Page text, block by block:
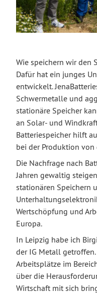
Wie speichern wir den
Dafür hat ein junges
entwickelt.
Schwermetalle und
stationäre Speicher
an Solar- und
Batteriespeicher hilft
bei der Produktion von
Die Nachfrage nach
Jahren gewaltig
stationären Speichern
Wertschöpfung und
Europa.
In Leipzig habe ich
der IG Metall
Arbeitsplätze im
über die
Wirtschaft mit sich